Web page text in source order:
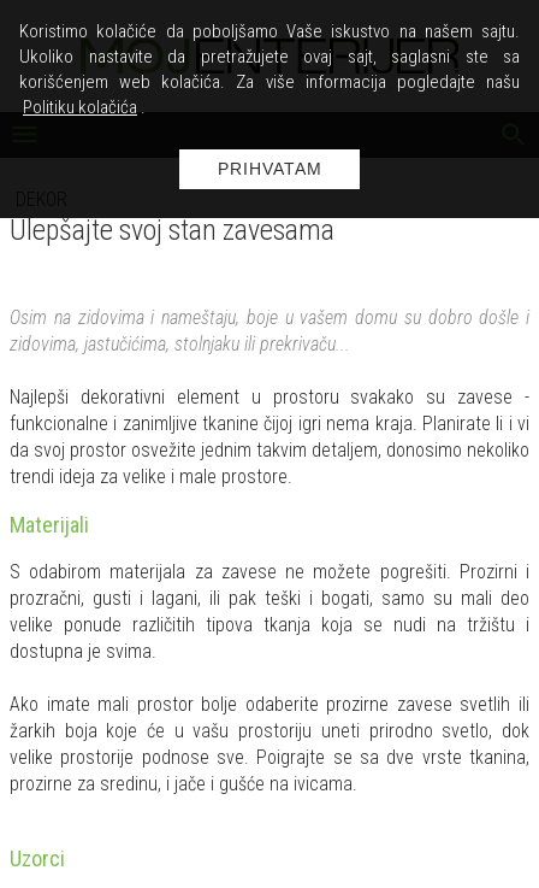
Ulepšajte svoj stan zavesama
Osim na zidovima i nameštaju, boje u vašem domu su dobro došle i
zidovima, jastučićima, stolnjaku ili prekrivaču...
Najlepši dekorativni element u prostoru svakako su zavese -
funkcionalne i zanimljive tkanine čijoj igri nema kraja. Planirate li i vi
da svoj prostor osvežite jednim takvim detaljem, donosimo nekoliko
trendi ideja za velike i male prostore.
Materijali
S odabirom materijala za zavese ne možete pogrešiti. Prozirni i
prozračni, gusti i lagani, ili pak teški i bogati, samo su mali deo
velike ponude različitih tipova tkanja koja se nudi na tržištu i
dostupna je svima.
Ako imate mali prostor bolje odaberite prozirne zavese svetlih ili
žarkih boja koje će u vašu prostoriju uneti prirodno svetlo, dok
velike prostorije podnose sve. Poigrajte se sa dve vrste tkanina,
prozirne za sredinu, i jače i gušće na ivicama.
Uzorci
Koristimo kolačiće da poboljšamo Vaše iskustvo na našem sajtu.
Ukoliko nastavite da pretražujete ovaj sajt, saglasni ste sa
korišćenjem web kolačića. Za više informacija pogledajte našu
Politiku kolačića .
PRIHVATAM